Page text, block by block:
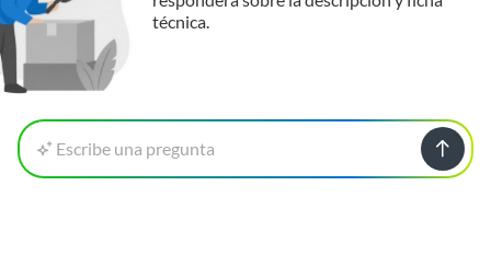
técnica.
Escribe una pregunta